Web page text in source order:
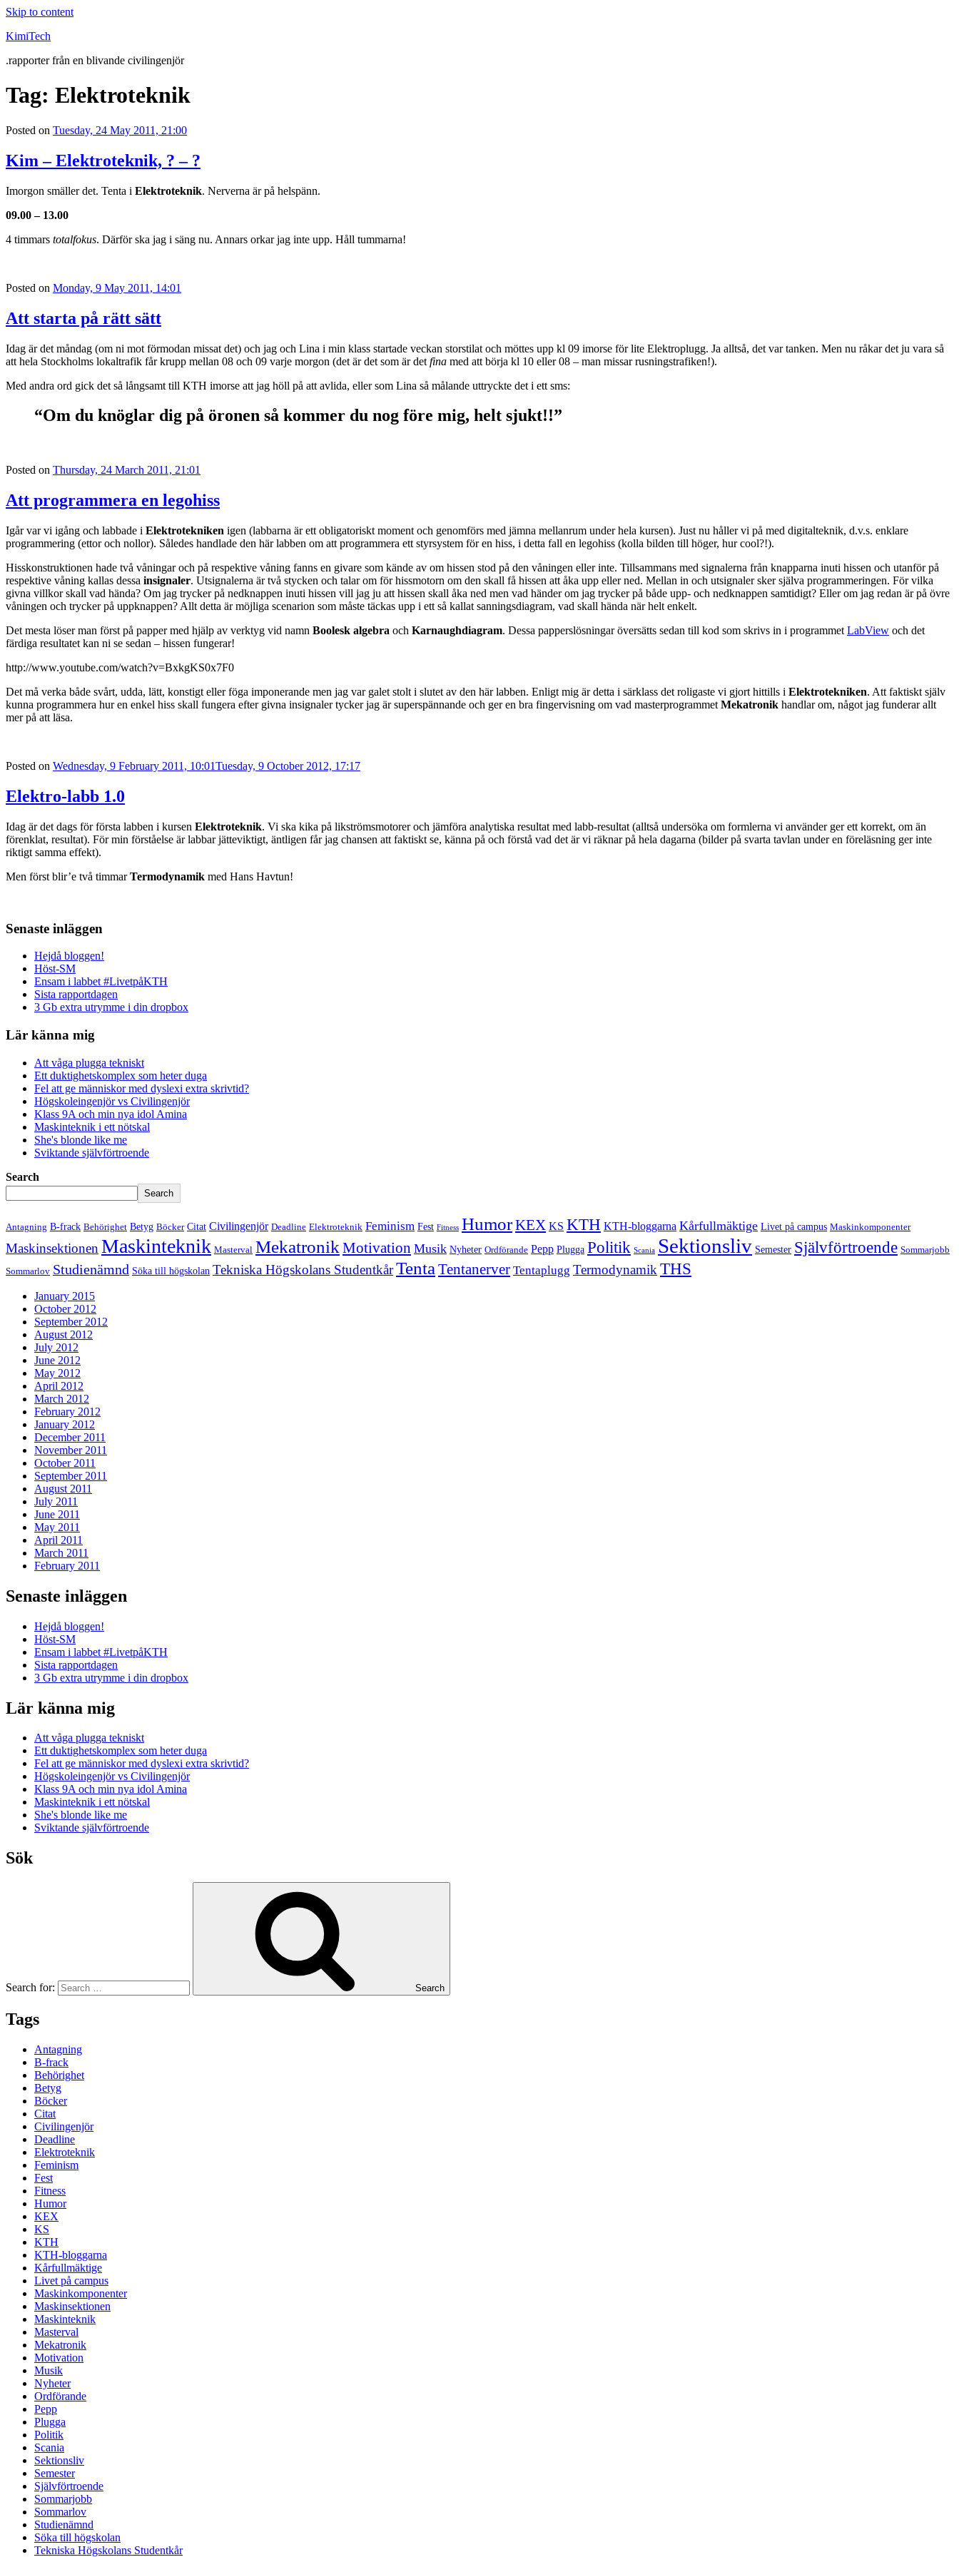
Skip to content
KimiTech
.rapporter från en blivande civilingenjör
Tag: Elektroteknik
Posted on Tuesday, 24 May 2011, 21:00
Kim – Elektroteknik, ? – ?
Imorgon smäller det. Tenta i Elektroteknik. Nerverna är på helspänn.
09.00 – 13.00
4 timmars totalfokus. Därför ska jag i säng nu. Annars orkar jag inte upp. Håll tummarna!
Posted on Monday, 9 May 2011, 14:01
Att starta på rätt sätt
Idag är det måndag (om ni mot förmodan missat det) och jag och Lina i min klass startade veckan storstilat och möttes upp kl 09 imorse för lite Elektroplugg. Ja alltså, det var tanken. Men nu råkar det ju vara så
att hela Stockholms lokaltrafik får krupp mellan 08 och 09 varje morgon (det är det som är det fina med att börja kl 10 eller 08 – man missar rusningstrafiken!).
Med andra ord gick det så långsamt till KTH imorse att jag höll på att avlida, eller som Lina så målande uttryckte det i ett sms:
“Om du knöglar dig på öronen så kommer du nog före mig, helt sjukt!!”
Posted on Thursday, 24 March 2011, 21:01
Att programmera en legohiss
Igår var vi igång och labbade i Elektrotekniken igen (labbarna är ett obligatoriskt moment och genomförs med jämna mellanrum under hela kursen). Just nu håller vi på med digitalteknik, d.v.s. enklare
programmering (ettor och nollor). Således handlade den här labben om att programmera ett styrsystem för en hiss, i detta fall en legohiss (kolla bilden till höger, hur cool?!).
Hisskonstruktionen hade två våningar och på respektive våning fanns en givare som kände av om hissen stod på den våningen eller inte. Tillsammans med signalerna från knapparna inuti hissen och utanför på
respektive våning kallas dessa insignaler. Utsignalerna är två stycken och talar om för hissmotorn om den skall få hissen att åka upp eller ned. Mellan in och utsignaler sker själva programmeringen. För vilka
givna villkor skall vad hända? Om jag trycker på nedknappen inuti hissen vill jag ju att hissen skall åka ned men vad händer om jag trycker på både upp- och nedknappen samtidigt? Eller om jag redan är på övre
våningen och trycker på uppknappen? Allt detta är möjliga scenarion som måste täckas upp i ett så kallat sanningsdiagram, vad skall hända när helt enkelt.
Det mesta löser man först på papper med hjälp av verktyg vid namn Boolesk algebra och Karnaughdiagram. Dessa papperslösningar översätts sedan till kod som skrivs in i programmet LabView och det
färdiga resultatet kan ni se sedan – hissen fungerar!
http://www.youtube.com/watch?v=BxkgKS0x7F0
Det må verka både svårt, udda, lätt, konstigt eller föga imponerande men jag var galet stolt i slutet av den här labben. Enligt mig är detta i särklass det roligaste vi gjort hittills i Elektrotekniken. Att faktiskt själv
kunna programmera hur en enkel hiss skall fungera efter givna insignaler tycker jag är superspännande och ger en bra fingervisning om vad masterprogrammet Mekatronik handlar om, något jag funderar allt
mer på att läsa.
Posted on Wednesday, 9 February 2011, 10:01Tuesday, 9 October 2012, 17:17
Elektro-labb 1.0
Idag är det dags för första labben i kursen Elektroteknik. Vi ska kika på likströmsmotorer och jämföra analytiska resultat med labb-resultat (alltså undersöka om formlerna vi använder ger ett korrekt, om än
förenklat, resultat). För min förståelse är labbar jätteviktigt, äntligen får jag chansen att faktiskt se, känna på och förstå vad det är vi räknar på hela dagarna (bilder på svarta tavlan under en föreläsning ger inte
riktigt samma effekt).
Men först blir’e två timmarTermodynamik med Hans Havtun!
Senaste inläggen
Hejdå bloggen!
Höst-SM
Ensam i labbet #LivetpåKTH
Sista rapportdagen
3 Gb extra utrymme i din dropbox
Lär känna mig
Att våga plugga tekniskt
Ett duktighetskomplex som heter duga
Fel att ge människor med dyslexi extra skrivtid?
Högskoleingenjör vs Civilingenjör
Klass 9A och min nya idol Amina
Maskinteknik i ett nötskal
She's blonde like me
Sviktande självförtroende
Search
Search
Antagning B-frack Behörighet Betyg Böcker Citat Civilingenjör Deadline Elektroteknik Feminism Fest Fitness HumorKEX KS KTH KTH-bloggarna Kårfullmäktige Livet på campus Maskinkomponenter
Maskinsektionen Maskinteknik Masterval Mekatronik Motivation Musik Nyheter Ordförande Pepp Plugga Politik Scania Sektionsliv Semester Självförtroende Sommarjobb
Sommarlov Studienämnd Söka till högskolan Tekniska Högskolans StudentkårTenta Tentanerver Tentaplugg Termodynamik THS
January 2015
October 2012
September 2012
August 2012
July 2012
June 2012
May 2012
April 2012
March 2012
February 2012
January 2012
December 2011
November 2011
October 2011
September 2011
August 2011
July 2011
June 2011
May 2011
April 2011
March 2011
February 2011
Senaste inläggen
Hejdå bloggen!
Höst-SM
Ensam i labbet #LivetpåKTH
Sista rapportdagen
3 Gb extra utrymme i din dropbox
Lär känna mig
Att våga plugga tekniskt
Ett duktighetskomplex som heter duga
Fel att ge människor med dyslexi extra skrivtid?
Högskoleingenjör vs Civilingenjör
Klass 9A och min nya idol Amina
Maskinteknik i ett nötskal
She's blonde like me
Sviktande självförtroende
Sök
Search for: Search
Tags
Antagning
B-frack
Behörighet
Betyg
Böcker
Citat
Civilingenjör
Deadline
Elektroteknik
Feminism
Fest
Fitness
Humor
KEX
KS
KTH
KTH-bloggarna
Kårfullmäktige
Livet på campus
Maskinkomponenter
Maskinsektionen
Maskinteknik
Masterval
Mekatronik
Motivation
Musik
Nyheter
Ordförande
Pepp
Plugga
Politik
Scania
Sektionsliv
Semester
Självförtroende
Sommarjobb
Sommarlov
Studienämnd
Söka till högskolan
Tekniska Högskolans Studentkår